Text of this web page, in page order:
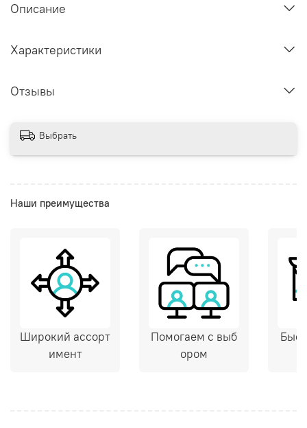
Описание
Характеристики
Отзывы
Выбрать
Наши преимущества
Широкий ассорт
имент
Помогаем с выб
ором